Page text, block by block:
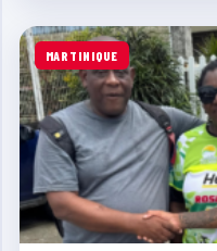
MARTINIQUE